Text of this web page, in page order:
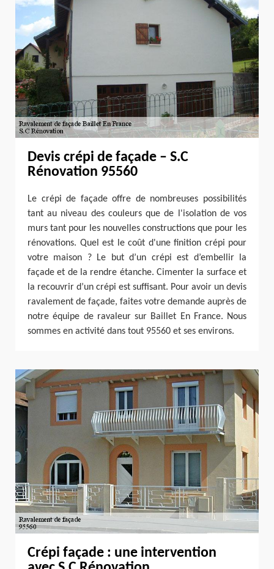
Devis crépi de façade – S.C
Rénovation 95560
Le crépi de façade offre de nombreuses possibilités
tant au niveau des couleurs que de l'isolation de vos
murs tant pour les nouvelles constructions que pour les
rénovations. Quel est le coût d'une finition crépi pour
votre maison ? Le but d’un crépi est d’embellir la
façade et de la rendre étanche. Cimenter la surface et
la recouvrir d’un crépi est suffisant. Pour avoir un devis
ravalement de façade, faites votre demande auprès de
notre équipe de ravaleur sur Baillet En France. Nous
sommes en activité dans tout 95560 et ses environs.
Crépi façade : une intervention